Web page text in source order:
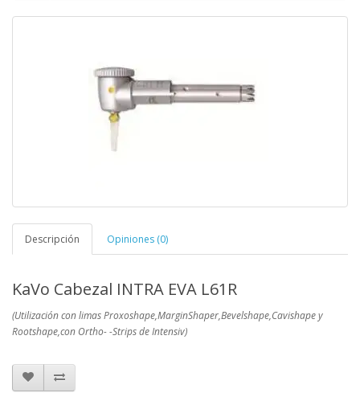
Descripción Opiniones (0)
KaVo Cabezal INTRA EVA L61R
(Utilización con limas Proxoshape,MarginShaper,Bevelshape,Cavishape y
Rootshape,con Ortho- -Strips de Intensiv)